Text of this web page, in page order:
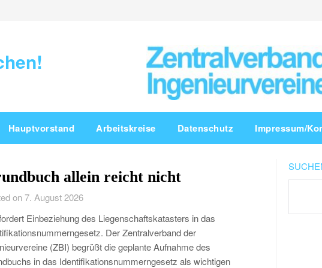
Hauptvorstand Arbeitskreise Datenschutz Impressum/
allein reicht nicht
on 7. August 2026
Einbeziehung des Liegenschaftskatasters in das
Der Zentralverband der
(ZBI) begrüßt die geplante Aufnahme des
in das Identifikationsnummerngesetz als wichtigen